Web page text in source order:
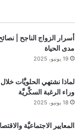
أسرار الزواج الناجح |
مدى الحياة
19 يونيو، 2025
لماذا نشتهي الحلويَّات
وراء الرغبة السكَّريَّة
18 يونيو، 2025
المعايير الاجتماعيَّة